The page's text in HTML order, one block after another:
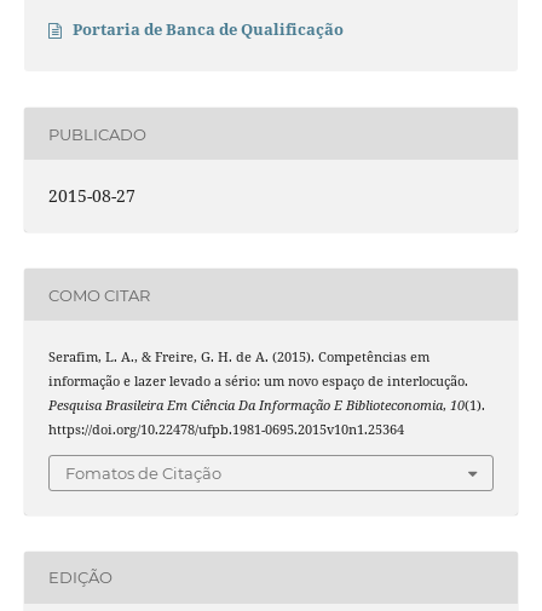
Portaria de Banca de Qualificação
PUBLICADO
2015-08-27
COMO CITAR
Serafim, L. A., & Freire, G. H. de A. (2015). Competências em
informação e lazer levado a sério: um novo espaço de interlocução.
Pesquisa Brasileira Em Ciência Da Informação E Biblioteconomia, 10(1).
https://doi.org/10.22478/ufpb.1981-0695.2015v10n1.25364
Fomatos de Citação
EDIÇÃO